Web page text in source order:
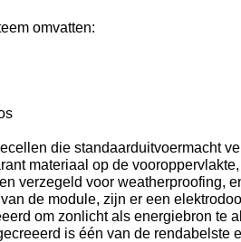
omvatten:
die standaarduitvoermacht
materiaal op de
verzegeld voor weatherproofing,
de module, zijn er een
om zonlicht als energiebron te
is één van de rendabelste